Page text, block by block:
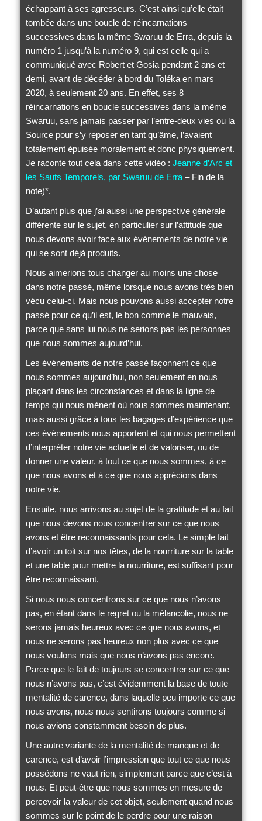
échappant à ses agresseurs. C’est ainsi qu’elle était
tombée dans une boucle de réincarnations
successives dans la même Swaruu de Erra, depuis la
numéro 1 jusqu’à la numéro 9, qui est celle qui a
communiqué avec Robert et Gosia pendant 2 ans et
demi, avant de décéder à bord du Toléka en mars
2020, à seulement 20 ans. En effet, ses 8
réincarnations en boucle successives dans la même
Swaruu, sans jamais passer par l’entre-deux vies ou la
Source pour s’y reposer en tant qu’âme, l’avaient
totalement épuisée moralement et donc physiquement.
Je raconte tout cela dans cette vidéo :Jeanne d’Arc et
les Sauts Temporels, par Swaruu de Erra – Fin de la
note)*.
D’autant plus que j’ai aussi une perspective générale
différente sur le sujet, en particulier sur l’attitude que
nous devons avoir face aux événements de notre vie
qui se sont déjà produits.
Nous aimerions tous changer au moins une chose
dans notre passé, même lorsque nous avons très bien
vécu celui-ci. Mais nous pouvons aussi accepter notre
passé pour ce qu’il est, le bon comme le mauvais,
parce que sans lui nous ne serions pas les personnes
que nous sommes aujourd’hui.
Les événements de notre passé façonnent ce que
nous sommes aujourd’hui, non seulement en nous
plaçant dans les circonstances et dans la ligne de
temps qui nous mènent où nous sommes maintenant,
mais aussi grâce à tous les bagages d’expérience que
ces événements nous apportent et qui nous permettent
d’interpréter notre vie actuelle et de valoriser, ou de
donner une valeur, à tout ce que nous sommes, à ce
que nous avons et à ce que nous apprécions dans
notre vie.
Ensuite, nous arrivons au sujet de la gratitude et au fait
que nous devons nous concentrer sur ce que nous
avons et être reconnaissants pour cela. Le simple fait
d’avoir un toit sur nos têtes, de la nourriture sur la table
et une table pour mettre la nourriture, est suffisant pour
être reconnaissant.
Si nous nous concentrons sur ce que nous n’avons
pas, en étant dans le regret ou la mélancolie, nous ne
serons jamais heureux avec ce que nous avons, et
nous ne serons pas heureux non plus avec ce que
nous voulons mais que nous n’avons pas encore.
Parce que le fait de toujours se concentrer sur ce que
nous n’avons pas, c’est évidemment la base de toute
mentalité de carence, dans laquelle peu importe ce que
nous avons, nous nous sentirons toujours comme si
nous avions constamment besoin de plus.
Une autre variante de la mentalité de manque et de
carence, est d’avoir l’impression que tout ce que nous
possédons ne vaut rien, simplement parce que c’est à
nous. Et peut-être que nous sommes en mesure de
percevoir la valeur de cet objet, seulement quand nous
sommes sur le point de le perdre pour une raison